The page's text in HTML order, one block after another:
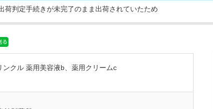
荷判定手続きが未完了のまま出荷されていたため
ンクル 薬用美容液b、薬用クリームc